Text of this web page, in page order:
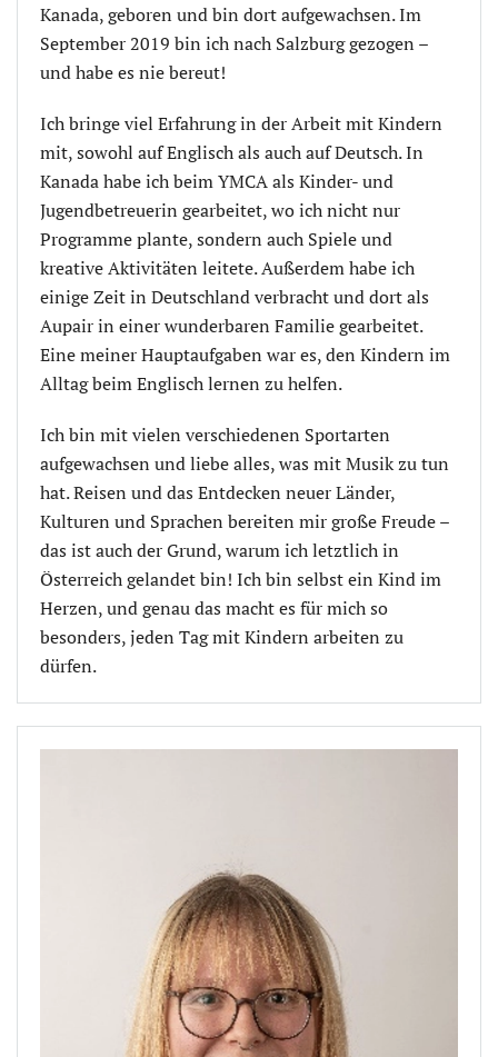
Kanada, geboren und bin dort aufgewachsen. Im
September 2019 bin ich nach Salzburg gezogen –
und habe es nie bereut!
Ich bringe viel Erfahrung in der Arbeit mit Kindern
mit, sowohl auf Englisch als auch auf Deutsch. In
Kanada habe ich beim YMCA als Kinder- und
Jugendbetreuerin gearbeitet, wo ich nicht nur
Programme plante, sondern auch Spiele und
kreative Aktivitäten leitete. Außerdem habe ich
einige Zeit in Deutschland verbracht und dort als
Aupair in einer wunderbaren Familie gearbeitet.
Eine meiner Hauptaufgaben war es, den Kindern im
Alltag beim Englisch lernen zu helfen.
Ich bin mit vielen verschiedenen Sportarten
aufgewachsen und liebe alles, was mit Musik zu tun
hat. Reisen und das Entdecken neuer Länder,
Kulturen und Sprachen bereiten mir große Freude –
das ist auch der Grund, warum ich letztlich in
Österreich gelandet bin! Ich bin selbst ein Kind im
Herzen, und genau das macht es für mich so
besonders, jeden Tag mit Kindern arbeiten zu
dürfen.